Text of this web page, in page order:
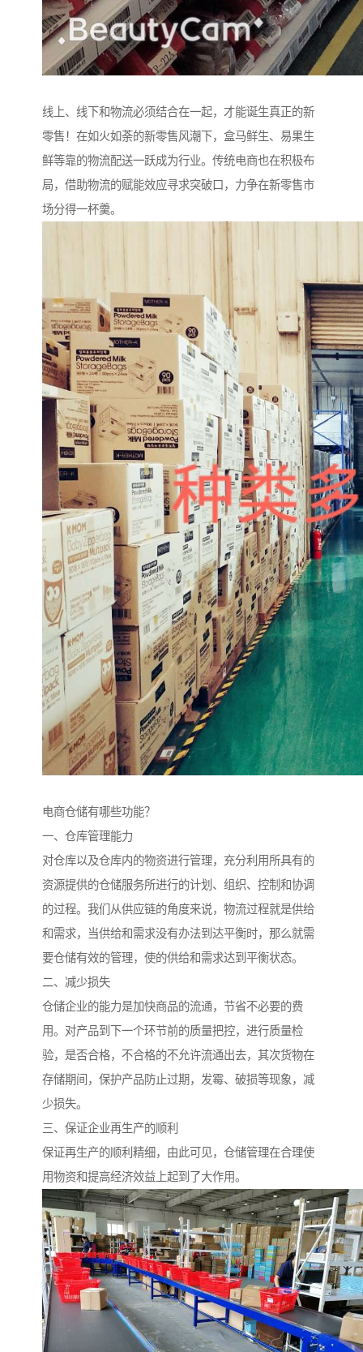
线上、线下和物流必须结合在一起，才能诞生真正的新
零售！在如火如荼的新零售风潮下，盒马鲜生、易果生
鲜等靠的物流配送一跃成为行业。传统电商也在积极布
局，借助物流的赋能效应寻求突破口，力争在新零售市
场分得一杯羹。
电商仓储有哪些功能？
一、仓库管理能力
对仓库以及仓库内的物资进行管理，充分利用所具有的
资源提供的仓储服务所进行的计划、组织、控制和协调
的过程。我们从供应链的角度来说，物流过程就是供给
和需求，当供给和需求没有办法到达平衡时，那么就需
要仓储有效的管理，使的供给和需求达到平衡状态。
二、减少损失
仓储企业的能力是加快商品的流通，节省不必要的费
用。对产品到下一个环节前的质量把控，进行质量检
验，是否合格，不合格的不允许流通出去，其次货物在
存储期间，保护产品防止过期，发霉、破损等现象，减
少损失。
三、保证企业再生产的顺利
保证再生产的顺利精细，由此可见，仓储管理在合理使
用物资和提高经济效益上起到了大作用。